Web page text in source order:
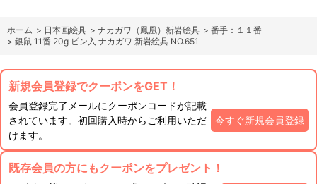
ホーム > 日本画絵具 > ナカガワ（鳳凰）新岩絵具 > 番手：１１番
> 銀鼠 11番 20g ビン入 ナカガワ 新岩絵具 NO.651
新規会員登録でクーポンをGET！
会員登録完了メールにクーポンコードが記載
されています。初回購入時からご利用いただ
けます。
今すぐ新規会員登録
既存会員の方にもクーポンをプレゼント！